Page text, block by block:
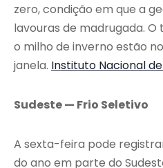
zero, condição em que a
lavouras de madrugada. O
o milho de inverno estão
janela. Instituto Nacional
Sudeste — Frio Seletivo
A sexta-feira pode
do ano em parte do